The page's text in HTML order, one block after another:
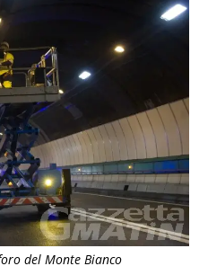
del Monte Bianco